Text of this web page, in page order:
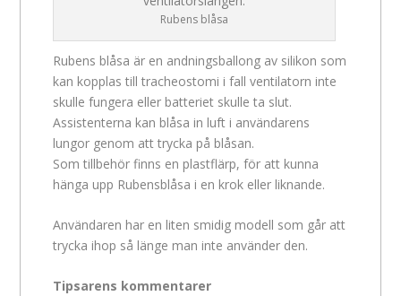
Rubens blåsa
Rubens blåsa är en andningsballong av silikon som
kan kopplas till tracheostomi i fall ventilatorn inte
skulle fungera eller batteriet skulle ta slut.
Assistenterna kan blåsa in luft i användarens
lungor genom att trycka på blåsan.
Som tillbehör finns en plastflärp, för att kunna
hänga upp Rubensblåsa i en krok eller liknande.
Användaren har en liten smidig modell som går att
trycka ihop så länge man inte använder den.
Tipsarens kommentarer